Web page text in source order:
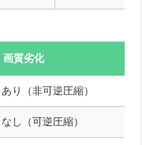
画質劣化
あり（非可逆圧縮）
なし（可逆圧縮）